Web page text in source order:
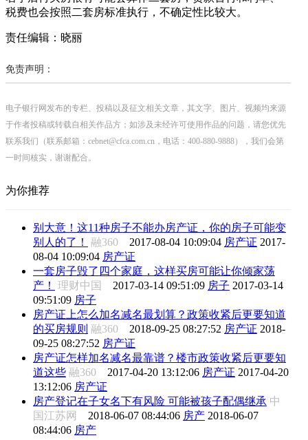
税费也会按照二套房标准执行，不确定性比较大。
责任编辑：晓丽
免责声明：
电子银行网发布的专栏、投稿以及征文相关文章，其文字、图片、视频均来源
于作者投稿或转载自相关作品方；如涉及未经许可使用作品的问题，请您优先
联系我们（联系邮箱：cebnet@cfca.com.cn，电话：400-880-9888），我们会第
一时间核实，谢谢配合。
为你推荐
别大意！这11种房子不能办房产证，你的房子可能变
别人的了！
融360 2017-08-04 10:09:04 房产证 2017-
08-04 10:09:04 房产证
一套房子毁了四个家庭，这样买房可能让你倾家荡
产！
理财中国 2017-03-14 09:51:09 房子 2017-03-14
09:51:09 房子
房产证上怎么加名减名最划算？政策收紧后更要知道
的买房规则 融360 2018-09-25 08:27:52 房产证 2018-
09-25 08:27:52 房产证
房产证怎样加名减名最靠谱？楼市政策收紧后更要知
道这些 融360 2017-04-20 13:12:06 房产证 2017-04-20
13:12:06 房产证
房产登记在子女名下有风险 可能被孩子配偶继承 中
国江苏网 2018-06-07 08:44:06 房产 2018-06-07
08:44:06 房产